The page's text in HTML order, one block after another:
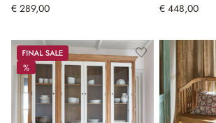
€ 289,00 € 448,00
Sale
%
%